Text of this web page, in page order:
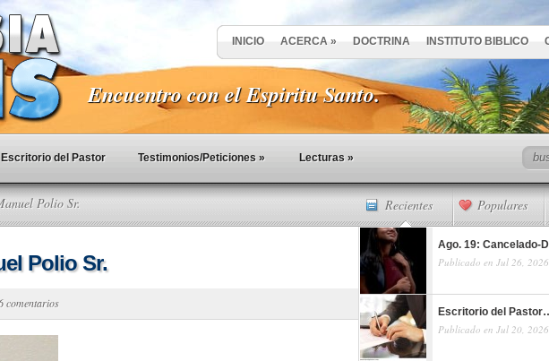
INICIO ACERCA » DOCTRINA INSTITUTO BIBLICO
Encuentro con el Espiritu Santo.
Escritorio del Pastor Testimonios/Peticiones » Lecturas »
Polio Sr.
Polio Sr.
comentarios
Recientes Populares
Ago. 19: Cancelado-
Publicado en Jul 26, 2026
Escritorio del
Publicado en Jul 20, 2026